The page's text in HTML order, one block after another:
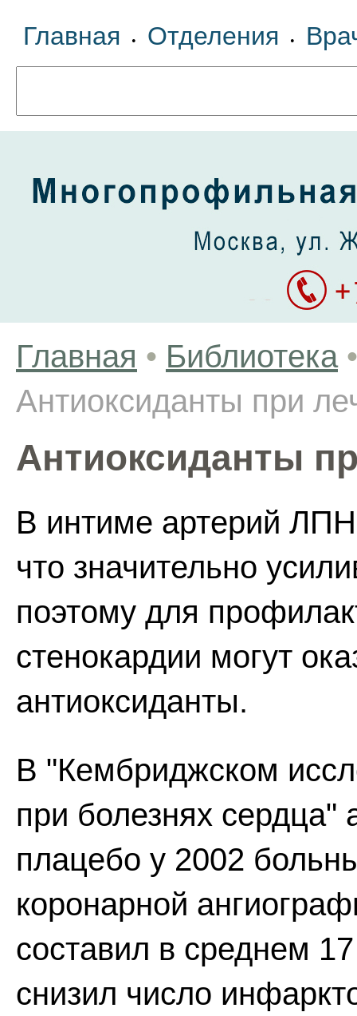
Главная • Отделения •
Главная • Библиотека •
Антиоксиданты при
Антиоксиданты
В интиме артерий
что значительно
поэтому для
стенокардии могут
антиоксиданты.
В "Кембриджском
при болезнях сердца"
плацебо у 2002
коронарной
составил в среднем
снизил число